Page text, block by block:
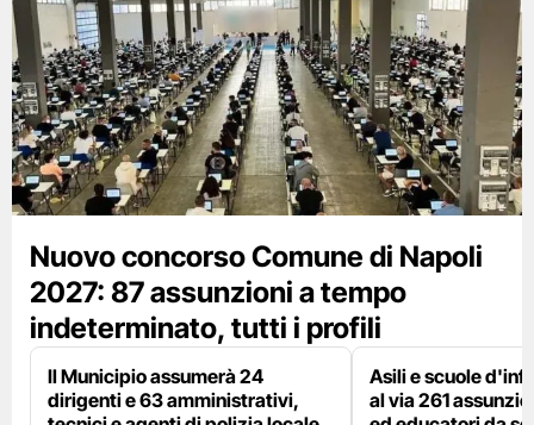
Nuovo concorso Comune di Napoli
2027: 87 assunzioni a tempo
indeterminato, tutti i profili
Il Municipio assumerà 24
dirigenti e 63 amministrativi,
Asili e scuole
al via 261